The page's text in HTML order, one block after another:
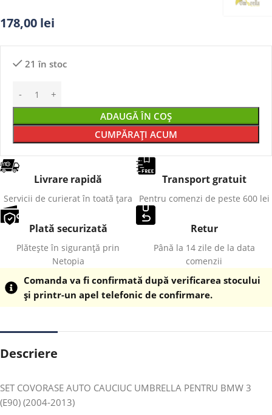
178,00 lei
21 în stoc
ADAUGĂ ÎN COȘ
CUMPĂRAȚI ACUM
Livrare rapidă
Servicii de curierat în toată țara
Transport gratuit
Pentru comenzi de peste 600 lei
Plată securizată
Plătește în siguranță prin
Netopia
Retur
Până la 14 zile de la data
comenzii
Comanda va fi confirmată după verificarea stocului
și printr-un apel telefonic de confirmare.
Descriere
SET COVORASE AUTO CAUCIUC UMBRELLA PENTRU BMW 3
(E90) (2004-2013)